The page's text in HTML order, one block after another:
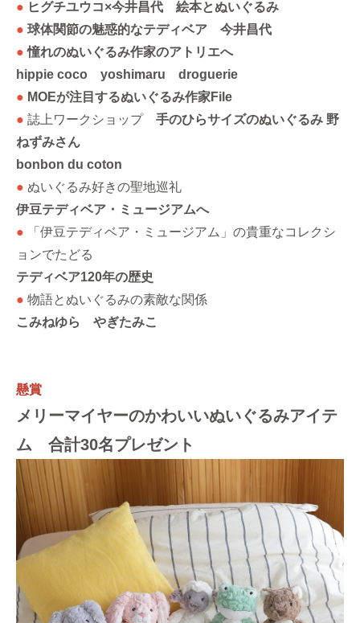
● ヒグチユウコ×今井昌代 絵本とぬいぐるみ
● 球体関節の魅惑的なテディベア 今井昌代
● 憧れのぬいぐるみ作家のアトリエへ
hippie coco yoshimaru droguerie
● MOEが注目するぬいぐるみ作家File
● 誌上ワークショップ手のひらサイズのぬいぐるみ 野
ねずみさん
bonbon du coton
● ぬいぐるみ好きの聖地巡礼
伊豆テディベア・ミュージアムへ
● 「伊豆テディベア・ミュージアム」の貴重なコレクシ
ョンでたどる
テディベア120年の歴史
● 物語とぬいぐるみの素敵な関係
こみねゆら やぎたみこ
懸賞
メリーマイヤーのかわいいぬいぐるみアイテ
ム 合計30名プレゼント